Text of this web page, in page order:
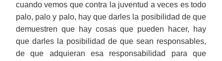
cuando vemos que contra la juventud a veces es todo
palo, palo y palo, hay que darles la posibilidad de que
demuestren que hay cosas que pueden hacer, hay
que darles la posibilidad de que sean responsables,
de que adquieran esa responsabilidad para que